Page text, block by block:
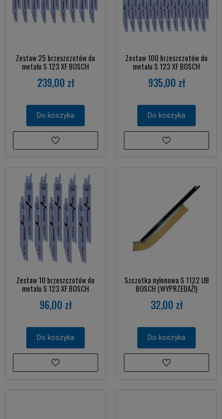
Zestaw 25 brzeszczotów do
metalu S 123 XF BOSCH
239,00 zł
Do koszyka
Zestaw 100 brzeszczotów do
metalu S 123 XF BOSCH
935,00 zł
Do koszyka
Zestaw 10 brzeszczotów do
metalu S 123 XF BOSCH
96,00 zł
Do koszyka
Szczotka nylonowa S 1122 UB
BOSCH (WYPRZEDAŻ!)
32,00 zł
Do koszyka